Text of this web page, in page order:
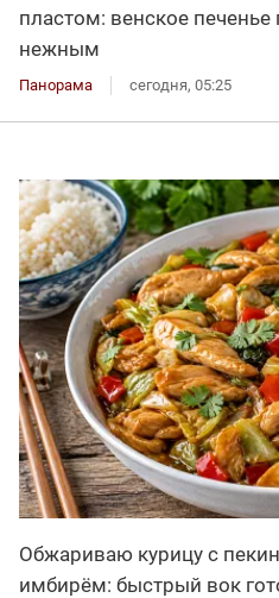
пластом: венское печенье
нежным
Панорама сегодня, 05:25
Обжариваю курицу с
имбирём: быстрый вок